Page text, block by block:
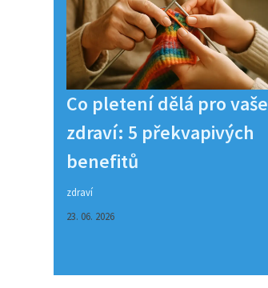
Co pletení dělá pro vaše
zdraví: 5 překvapivých
benefitů
zdraví
23. 06. 2026